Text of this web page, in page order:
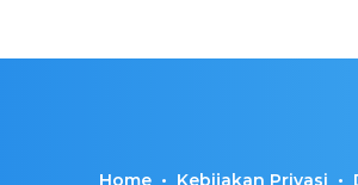
Home Kebijakan Privasi